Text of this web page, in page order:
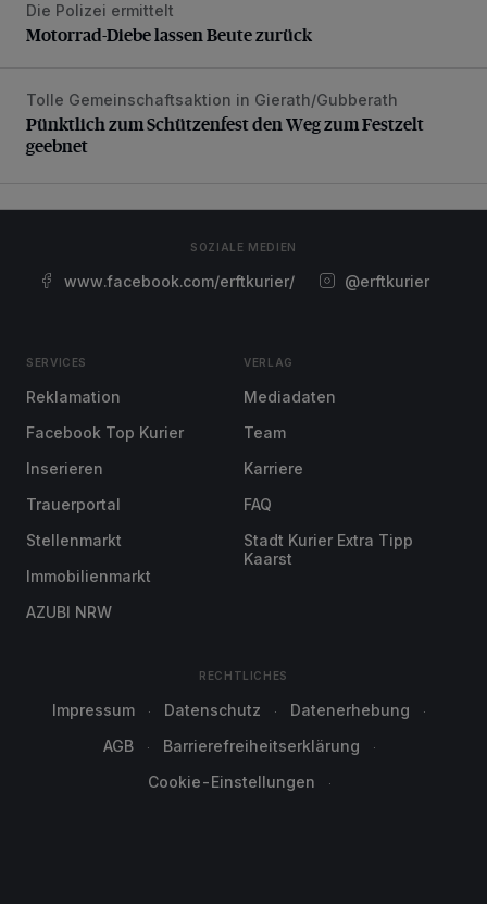
Motorrad-Diebe lassen Beute zurück
Die Polizei ermittelt
Motorrad-Diebe lassen Beute zurück
Pünktlich zum Schützenfest den Weg zum Festzelt
Tolle Gemeinschaftsaktion in Gierath/Gubberath
Pünktlich zum Schützenfest den Weg zum Festzelt
geebnet
SOZIALE MEDIEN
www.facebook.com/erftkurier/ @erftkurier
SERVICES
Reklamation
Facebook Top Kurier
Inserieren
Trauerportal
Stellenmarkt
Immobilienmarkt
AZUBI NRW
VERLAG
Mediadaten
Team
Karriere
FAQ
Stadt Kurier Extra Tipp
Kaarst
RECHTLICHES
Impressum Datenschutz
Datenerhebung
AGB
Barrierefreiheitserklärung
Cookie-Einstellungen